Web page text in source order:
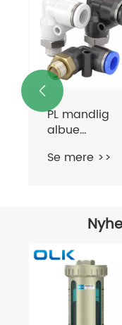
PL mandlig
albue
rørmontering
Se mere >>
